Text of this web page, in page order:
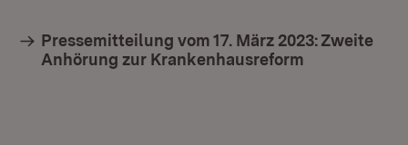
Pressemitteilung vom 17. März 2023: Zweite
Anhörung zur Krankenhausreform